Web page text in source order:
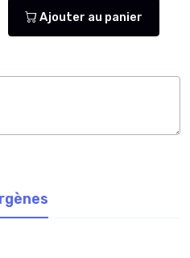
Ajouter au panier